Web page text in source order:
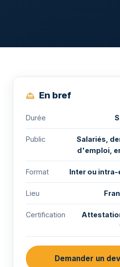
En bref
Durée
Public
Salariés,
d'emploi,
Format Inter ou
Lieu
Certification
Demander un